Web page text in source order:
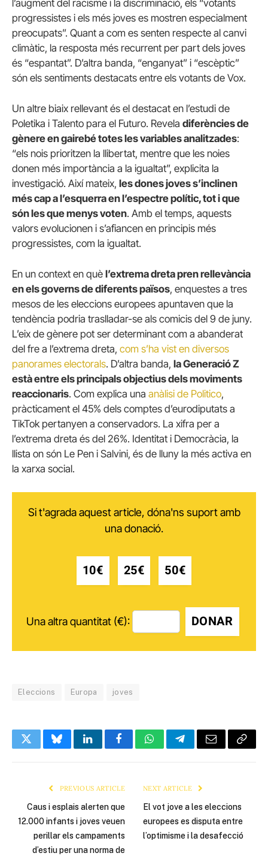
l’augment del racisme i la discriminació, els “votants
progressistes i els més joves es mostren especialment
preocupats”. Quant a com es senten respecte al canvi
climàtic, la resposta més recurrent per part dels joves
és “espantat”. D’altra banda, “enganyat” i “escèptic”
són els sentiments destacats entre els votants de Vox.
Un altre biaix rellevant és el destacat en l’estudi de
Poletika i Talento para el Futuro. Revela diferències de
gènere en gairebé totes les variables analitzades:
“els nois prioritzen la llibertat, mentre que les noies
donen més importància a la igualtat”, explicita la
investigació. Així mateix, les dones joves s’inclinen
més cap a l’esquerra en l’espectre polític, tot i que
són les que menys voten. Amb el temps, aquests
valors evolucionen i s’afiancen en principis més
progressistes, com la igualtat.
En un context en què l’extrema dreta pren rellevància
en els governs de diferents països, enquestes a tres
mesos de les eleccions europees apuntaven que la
tendència podria traslladar-se als comicis del 9 de juny.
L’eix de gènere pot ser determinant com a abanderat
del fre a l’extrema dreta, com s’ha vist en diversos
panorames electorals. D’altra banda, la Generació Z
està entre els principals objectius dels moviments
reaccionaris. Com explica una anàlisi de Politico,
pràcticament el 45% dels comptes d’eurodiputats a
TikTok pertanyen a conservadors. La xifra per a
l’extrema dreta és del 26%. Identitat i Democràcia, la
llista on són Le Pen i Salvini, és de lluny la més activa en
la xarxa social.
Si t'agrada aquest article, dóna'ns suport amb
una donació.
10€ 25€ 50€
Una altra quantitat (€): DONAR
Eleccions Europa joves
TwitterBlueskyLinkedInFacebookWhatsAppTelegramEmail Copy
PREVIOUS ARTICLE
Caus i esplais alerten que
12.000 infants i joves veuen
perillar els campaments
d’estiu per una norma de
NEXT ARTICLE
El vot jove a les eleccions
europees es disputa entre
l’optimisme i la desafecció